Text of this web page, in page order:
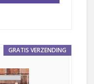
GRATIS VERZENDING